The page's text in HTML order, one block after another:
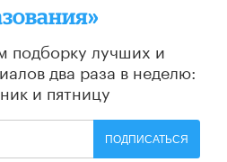
подборку лучших и
два раза в неделю:
и пятницу
ПОДПИСАТЬСЯ